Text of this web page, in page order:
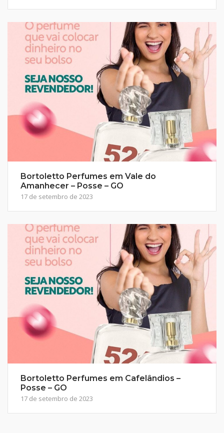
Bortoletto Perfumes em Vale do
Amanhecer – Posse – GO
17 de setembro de 2023
Bortoletto Perfumes em Cafelândios –
Posse – GO
17 de setembro de 2023